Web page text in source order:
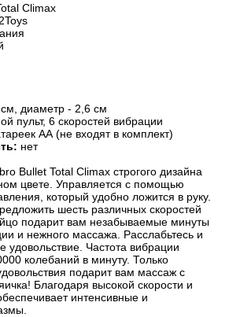
Climax
диаметр - 2,6 см
пульт, 6 скоростей вибрации
АА (не входят в комплект)
нет
Bullet Total Climax строгого дизайна
цвете. Управляется с помощью
который удобно ложится в руку.
шесть различных скоростей
подарит вам незабываемые минуты
и нежного массажа. Расслабьтесь и
удовольствие. Частота вибрации
колебаний в минуту. Только
подарит вам массаж с
Благодаря высокой скорости и
интенсивные и